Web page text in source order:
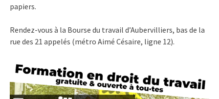
papiers.
Rendez-vous à la Bourse du travail d’Aubervilliers, bas de la
rue des 21 appelés (métro Aimé Césaire, ligne 12).